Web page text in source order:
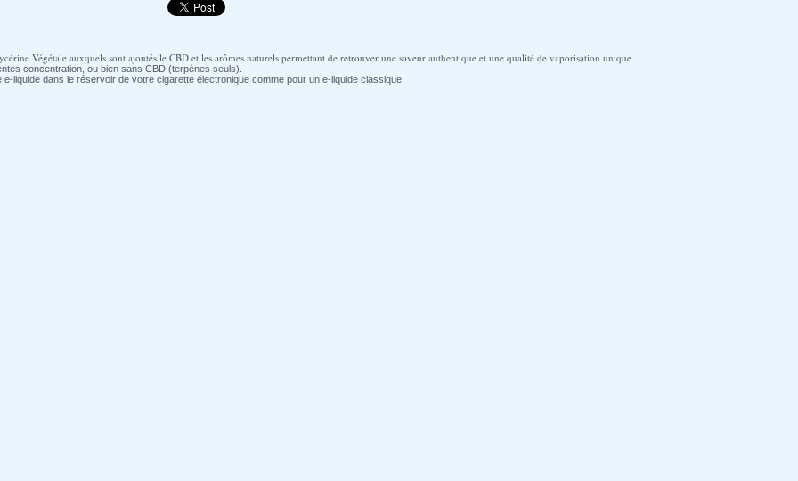
Végétale auxquels sont ajoutés le CBD et les arômes naturels permettant de retrouver une saveur authentique et une qualité de vaporisation unique.
concentration, ou bien sans CBD (terpènes seuls).
liquide dans le réservoir de votre cigarette électronique comme pour un e-liquide classique.